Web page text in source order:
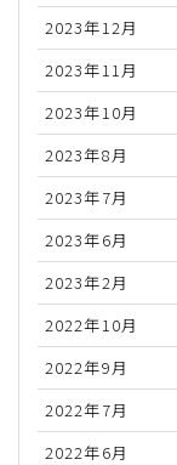
2023年12月
2023年11月
2023年10月
2023年8月
2023年7月
2023年6月
2023年2月
2022年10月
2022年9月
2022年7月
2022年6月